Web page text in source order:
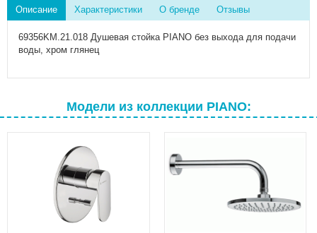
Описание Характеристики О бренде Отзывы
69356KM.21.018 Душевая стойка PIANO без выхода для подачи
воды, хром глянец
Модели из коллекции PIANO: